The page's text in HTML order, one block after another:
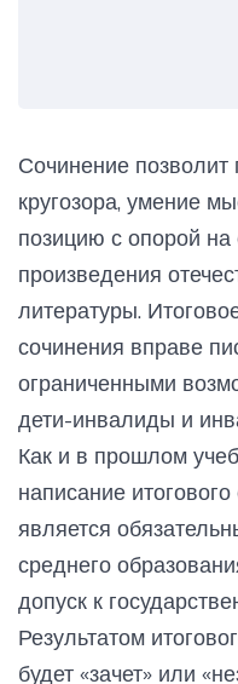
Сочинение позволит
кругозора, умение
позицию с опорой
произведения
литературы.
сочинения вправе
ограниченными
дети-инвалиды и
Как и в прошлом
написание
является
среднего
допуск к
Результатом
будет «зачет» или